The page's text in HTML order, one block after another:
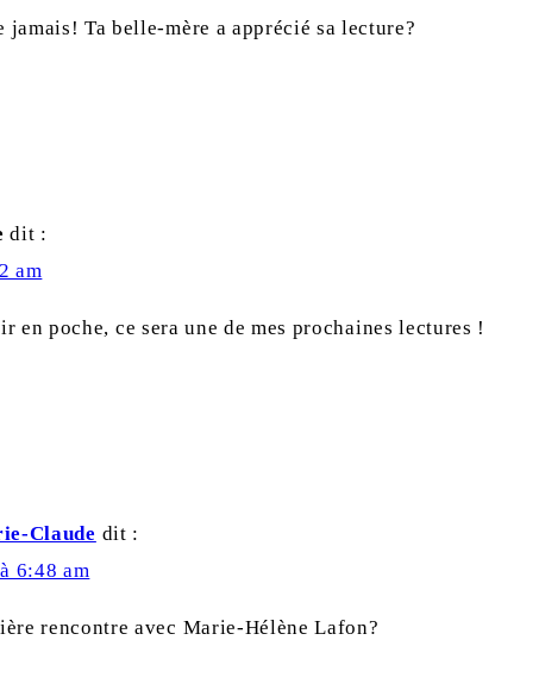
Ta belle-mère a apprécié sa lecture?
dit :
am
en poche, ce sera une de mes prochaines lectures !
Claude dit :
6:48 am
rencontre avec Marie-Hélène Lafon?